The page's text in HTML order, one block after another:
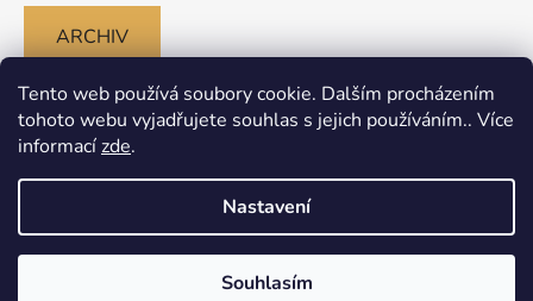
Tento web používá soubory cookie. Dalším procházením
tohoto webu vyjadřujete souhlas s jejich používáním.. Více
informacízde.
Nastavení
Souhlasím
ARCHIV
Vytvořil Shoptet
Merlinovo Psikralovstvi.cz - eshop pro